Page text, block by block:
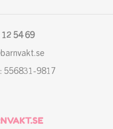
54 69
556831-9817